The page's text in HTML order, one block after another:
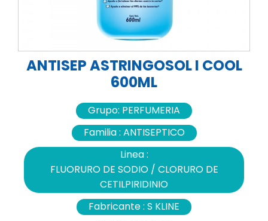
ANTISEP ASTRINGOSOL I COOL
600ML
Grupo: PERFUMERIA
Familia : ANTISEPTICO
Linea :
FLUORURO DE SODIO / CLORURO DE
CETILPIRIDINIO
Fabricante : S KLINE